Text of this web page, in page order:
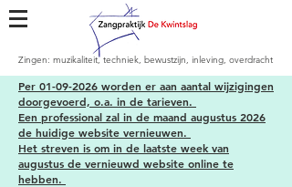
Zingen: muzikaliteit, techniek, bewustzijn, inleving, overdracht
​Per 01-09-2026 worden er aan aantal wijzigingen
doorgevoerd, o.a. in de tarieven.
Een professional zal in de maand augustus 2026
de huidige website vernieuwen.
Het streven is om in de laatste week van
augustus de vernieuwd website online te
hebben.